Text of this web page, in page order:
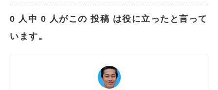
0 人中 0 人がこの 投稿 は役に立ったと言って
います。